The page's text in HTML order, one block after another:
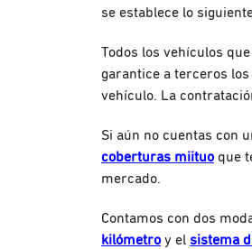
se establece lo
Todos los vehículos
garantice a terceros
vehículo. La
Si aún no cuentas con
coberturas miituo que
mercado.
Contamos con dos
kilómetro y el sistema